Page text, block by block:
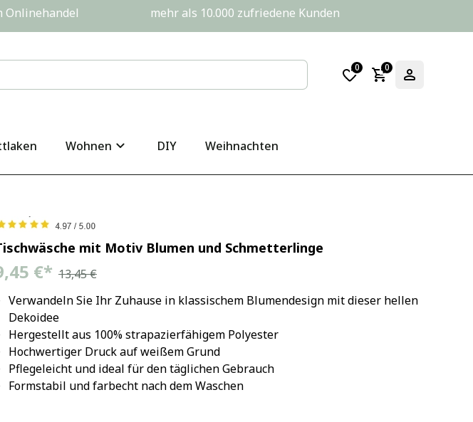
mehr als 10.000 zufriedene Kunden
0 0
Wohnen DIY Weihnachten
mit Motiv Blumen und Schmetterlinge
€* 13,45 €
Verwandeln Sie Ihr Zuhause in klassischem Blumendesign mit dieser hellen
Dekoidee
Hergestellt aus 100% strapazierfähigem Polyester
Hochwertiger Druck auf weißem Grund
Pflegeleicht und ideal für den täglichen Gebrauch
Formstabil und farbecht nach dem Waschen